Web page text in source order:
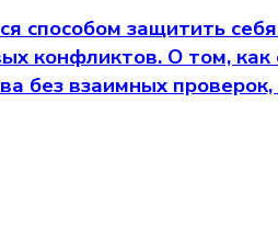
способом защитить
конфликтов. О том,
без взаимных